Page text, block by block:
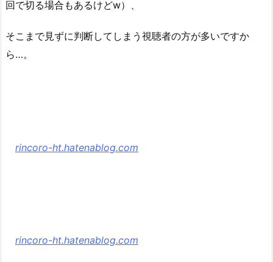
回で切る場合もあるけどw）、
そこまで見ずに判断してしまう視聴者の方が多いですか
ら…。
rincoro-ht.hatenablog.com
rincoro-ht.hatenablog.com